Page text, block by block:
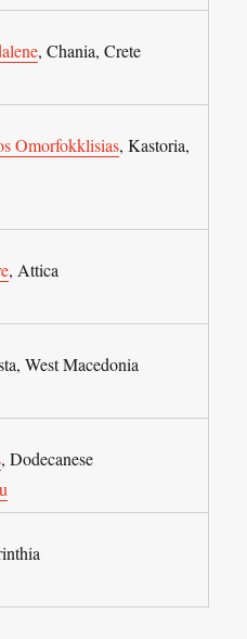
, Chania, Crete
Omorfokklisias, Kastoria,
, Attica
West Macedonia
, Dodecanese